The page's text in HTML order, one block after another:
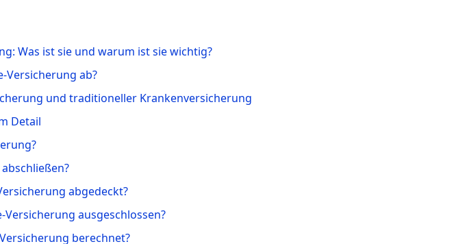
Was ist sie und warum ist sie wichtig?
Versicherung ab?
und traditioneller Krankenversicherung
Detail
abgedeckt?
Versicherung ausgeschlossen?
berechnet?